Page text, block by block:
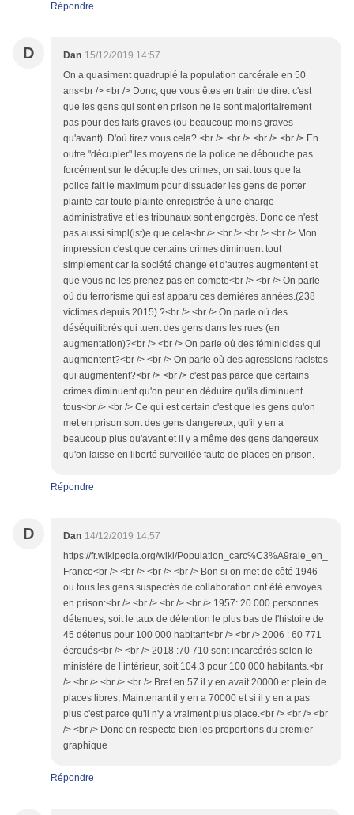
Répondre
D Dan 15/12/2019 14:57
On a quasiment quadruplé la population carcérale en 50
ans<br /> <br /> Donc, que vous êtes en train de dire: c'est
que les gens qui sont en prison ne le sont majoritairement
pas pour des faits graves (ou beaucoup moins graves
qu'avant). D'où tirez vous cela? <br /> <br /> <br /> <br /> En
outre "décupler" les moyens de la police ne débouche pas
forcément sur le décuple des crimes, on sait tous que la
police fait le maximum pour dissuader les gens de porter
plainte car toute plainte enregistrée à une charge
administrative et les tribunaux sont engorgés. Donc ce n'est
pas aussi simpl(ist)e que cela<br /> <br /> <br /> <br /> Mon
impression c'est que certains crimes diminuent tout
simplement car la société change et d'autres augmentent et
que vous ne les prenez pas en compte<br /> <br /> On parle
où du terrorisme qui est apparu ces dernières années.(238
victimes depuis 2015) ?<br /> <br /> On parle où des
déséquilibrés qui tuent des gens dans les rues (en
augmentation)?<br /> <br /> On parle où des féminicides qui
augmentent?<br /> <br /> On parle où des agressions racistes
qui augmentent?<br /> <br /> c'est pas parce que certains
crimes diminuent qu'on peut en déduire qu'ils diminuent
tous<br /> <br /> Ce qui est certain c'est que les gens qu'on
met en prison sont des gens dangereux, qu'il y en a
beaucoup plus qu'avant et il y a même des gens dangereux
qu'on laisse en liberté surveillée faute de places en prison.
Répondre
D Dan 14/12/2019 14:57
https://fr.wikipedia.org/wiki/Population_carc%C3%A9rale_en_
France<br /> <br /> <br /> <br /> Bon si on met de côté 1946
ou tous les gens suspectés de collaboration ont été envoyés
en prison:<br /> <br /> <br /> <br /> 1957: 20 000 personnes
détenues, soit le taux de détention le plus bas de l'histoire de
45 détenus pour 100 000 habitant<br /> <br /> 2006 : 60 771
écroués<br /> <br /> 2018 :70 710 sont incarcérés selon le
ministère de l’intérieur, soit 104,3 pour 100 000 habitants.<br
/> <br /> <br /> <br /> Bref en 57 il y en avait 20000 et plein de
places libres, Maintenant il y en a 70000 et si il y en a pas
plus c'est parce qu'il n'y a vraiment plus place.<br /> <br /> <br
/> <br /> Donc on respecte bien les proportions du premier
graphique
Répondre